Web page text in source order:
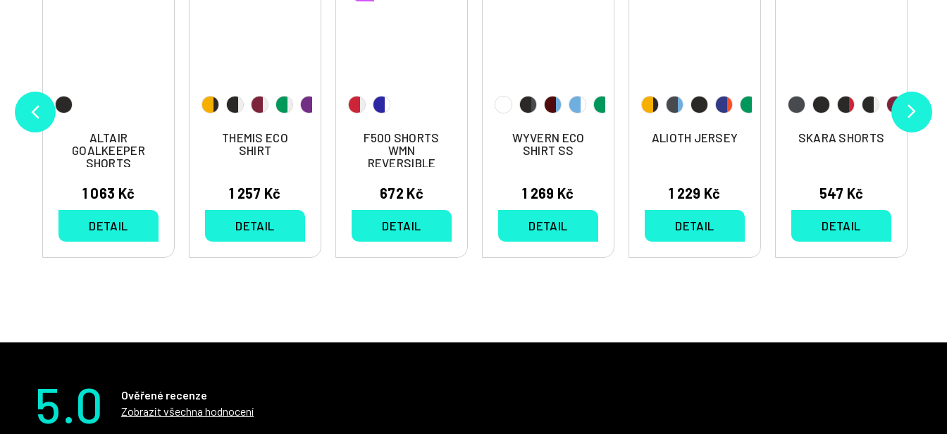
ALTAIR
GOALKEEPER
SHORTS
1 063 Kč
DETAIL
THEMIS ECO
SHIRT
1 257 Kč
DETAIL
F500 SHORTS
WMN
REVERSIBLE
672 Kč
DETAIL
WYVERN ECO
SHIRT SS
1 269 Kč
DETAIL
ALIOTH JERSEY
1 229 Kč
DETAIL
SKARA SHORTS
547 Kč
DETAIL
5.0
Ověřené recenze
Zobrazit všechna hodnocení